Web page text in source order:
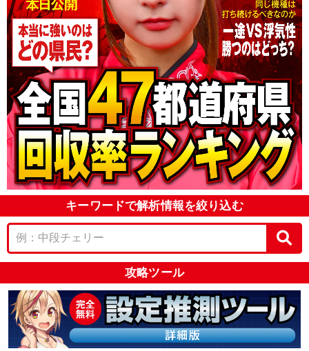
キーワードで解析情報を絞り込む
攻略ツール